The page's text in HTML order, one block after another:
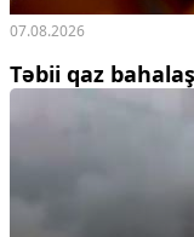
07.08.2026
Təbii qaz